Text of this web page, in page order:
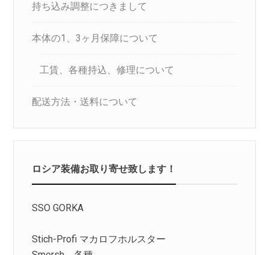
持ち込み調整につきまして
本体の1、3ヶ月保障について
工賃、各種持込、修理について
配送方法・送料について
ロシア装備お取り寄せ致します！
SSO GORKA
Stich-Profi マカロフホルスター